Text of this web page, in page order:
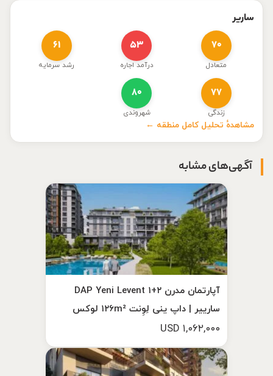
ساریر
۷۰
متعادل
۵۳
درآمد اجاره
۶۱
رشد سرمایه
۷۷
زندگی
۸۰
شهروندی
مشاهدهٔ تحلیل کامل منطقه ←
آگهی‌های مشابه
آپارتمان مدرن ۲+۱ DAP Yeni Levent
سارییر | داپ ینی لِوِنت ۱۲۶m² لوکس
۱,۰۶۲,۰۰۰ USD